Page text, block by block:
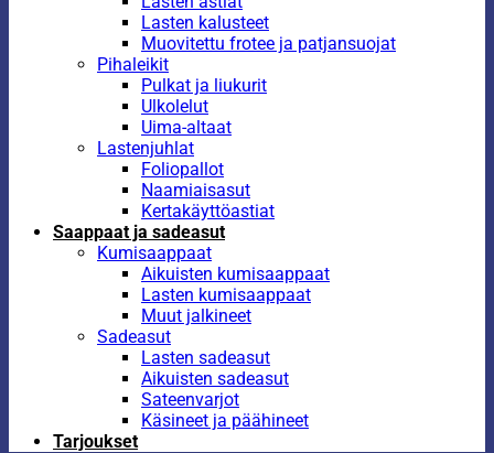
Lasten kalusteet
Muovitettu frotee ja patjansuojat
Pihaleikit
Pulkat ja liukurit
Ulkolelut
Uima-altaat
Lastenjuhlat
Foliopallot
Naamiaisasut
Kertakäyttöastiat
Saappaat ja sadeasut
Kumisaappaat
Aikuisten kumisaappaat
Lasten kumisaappaat
Muut jalkineet
Sadeasut
Lasten sadeasut
Aikuisten sadeasut
Sateenvarjot
Käsineet ja päähineet
Tarjoukset